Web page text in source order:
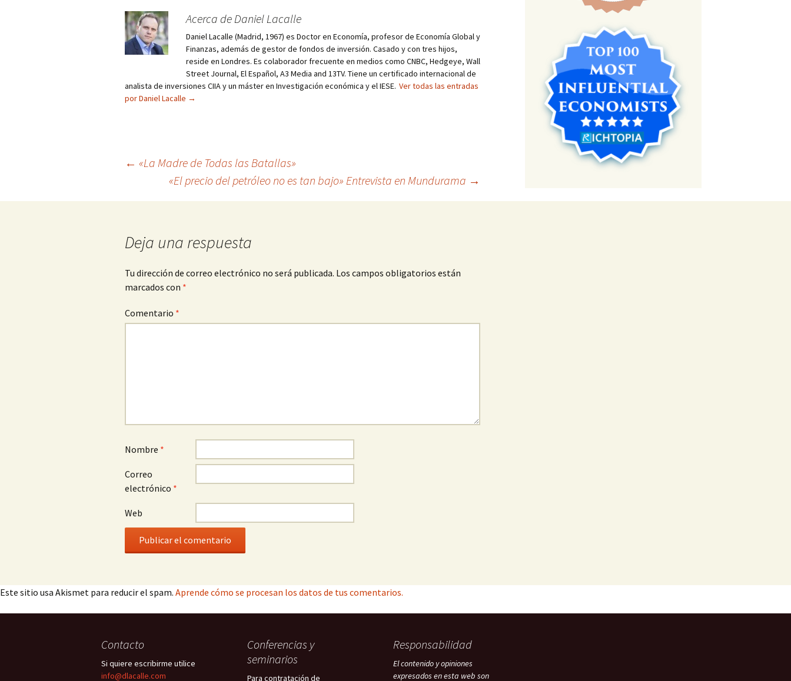
Acerca de Daniel Lacalle
Daniel Lacalle (Madrid, 1967) es Doctor en Economía, profesor de Economía Global y
Finanzas, además de gestor de fondos de inversión. Casado y con tres hijos,
reside en Londres. Es colaborador frecuente en medios como CNBC, Hedgeye, Wall
Street Journal, El Español, A3 Media and 13TV. Tiene un certificado internacional de
analista de inversiones CIIA y un máster en Investigación económica y el IESE. Ver todas las entradas
por Daniel Lacalle →
← «La Madre de Todas las Batallas»
«El precio del petróleo no es tan bajo» Entrevista en Mundurama →
Deja una respuesta
Tu dirección de correo electrónico no será publicada. Los campos obligatorios están
marcados con *
Comentario *
Nombre *
Correo
electrónico *
Web
Este sitio usa Akismet para reducir el spam. Aprende cómo se procesan los datos de tus comentarios.
Contacto
Si quiere escribirme utilice
info@dlacalle.com
Conferencias y
seminarios
Para contratación de
Responsabilidad
El contenido y opiniones
expresados en esta web son